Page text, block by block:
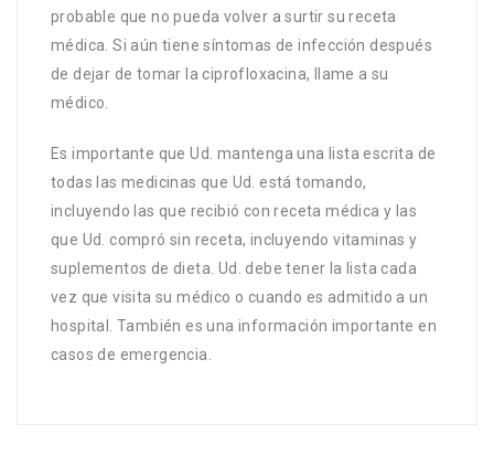
probable que no pueda volver a surtir su receta
médica. Si aún tiene síntomas de infección después
de dejar de tomar la ciprofloxacina, llame a su
médico.
Es importante que Ud. mantenga una lista escrita de
todas las medicinas que Ud. está tomando,
incluyendo las que recibió con receta médica y las
que Ud. compró sin receta, incluyendo vitaminas y
suplementos de dieta. Ud. debe tener la lista cada
vez que visita su médico o cuando es admitido a un
hospital. También es una información importante en
casos de emergencia.